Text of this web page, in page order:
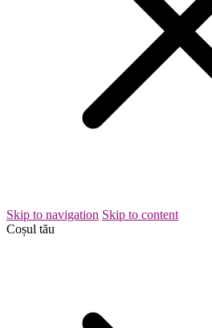
Skip to navigation Skip to content
Coșul tău